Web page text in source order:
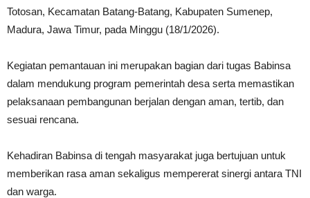
Totosan, Kecamatan Batang-Batang, Kabupaten Sumenep,
Madura, Jawa Timur, pada Minggu (18/1/2026).
Kegiatan pemantauan ini merupakan bagian dari tugas Babinsa
dalam mendukung program pemerintah desa serta memastikan
pelaksanaan pembangunan berjalan dengan aman, tertib, dan
sesuai rencana.
Kehadiran Babinsa di tengah masyarakat juga bertujuan untuk
memberikan rasa aman sekaligus mempererat sinergi antara TNI
dan warga.